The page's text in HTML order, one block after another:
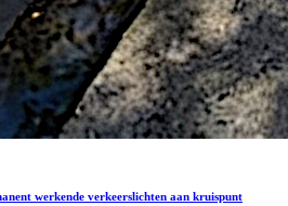
werkende verkeerslichten aan kruispunt